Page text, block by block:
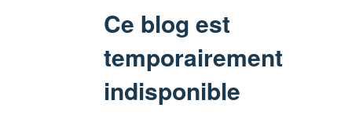
Ce blog est
temporairement
indisponible